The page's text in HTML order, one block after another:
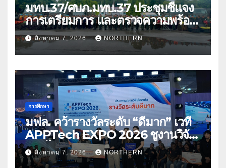
มทบ.37/ศบภ.มทบ.37 ประชุมชี้แจง
การเตรียมการ และตรวจความพร้อม
ด้านการบรรเทาสาธารณภัย
สิงหาคม 7, 2026 NORTHERN
การศึกษา
มฟล. คว้ารางวัลระดับ “ดีมาก” เวที
APPTech EXPO 2026 ชูงานวิจัย
สมุนไพร ขับเคลื่อนนวัตกรรมสู่เชิง
พาณิชย์
สิงหาคม 7, 2026 NORTHERN